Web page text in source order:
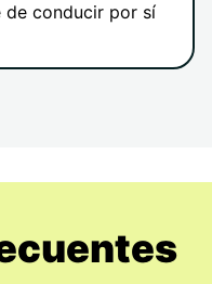
de conducir por sí